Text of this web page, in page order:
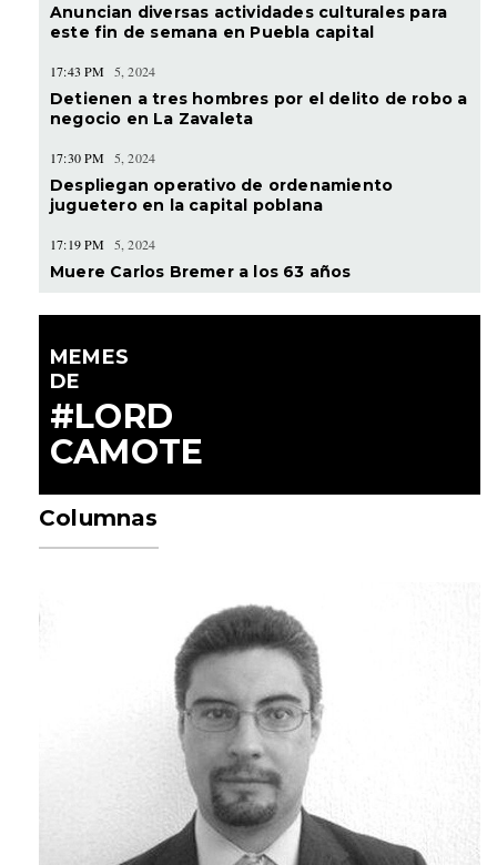
Anuncian diversas actividades culturales para
este fin de semana en Puebla capital
17:43 PM 5, 2024
Detienen a tres hombres por el delito de robo a
negocio en La Zavaleta
17:30 PM 5, 2024
Despliegan operativo de ordenamiento
juguetero en la capital poblana
17:19 PM 5, 2024
Muere Carlos Bremer a los 63 años
MEMES
DE
#LORD
CAMOTE
Columnas